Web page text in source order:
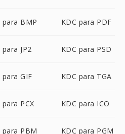
para BMP KDC para PDF
para JP2 KDC para PSD
para GIF KDC para TGA
para PCX KDC para ICO
para PBM KDC para PGM